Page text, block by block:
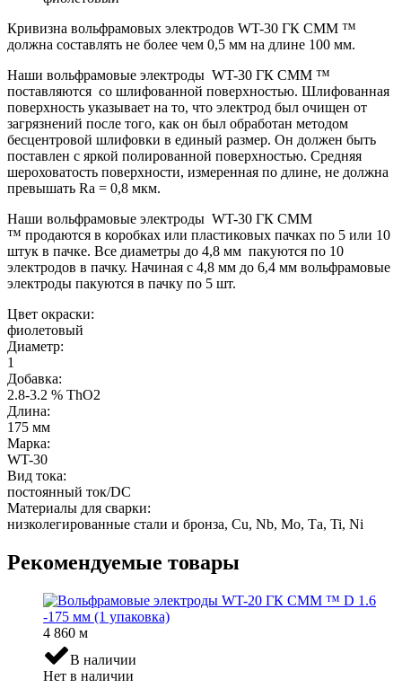
Кривизна вольфрамовых электродов WT-30 ГК СММ ™
должна составлять не более чем 0,5 мм на длине 100 мм.
Наши вольфрамовые электроды WT-30 ГК СММ ™
поставляются со шлифованной поверхностью. Шлифованная
поверхность указывает на то, что электрод был очищен от
загрязнений после того, как он был обработан методом
бесцентровой шлифовки в единый размер. Он должен быть
поставлен с яркой полированной поверхностью. Средняя
шероховатость поверхности, измеренная по длине, не должна
превышать Ra = 0,8 мкм.
Наши вольфрамовые электроды WT-30 ГК СММ
™ продаются в коробках или пластиковых пачках по 5 или 10
штук в пачке. Все диаметры до 4,8 мм пакуются по 10
электродов в пачку. Начиная с 4,8 мм до 6,4 мм вольфрамовые
электроды пакуются в пачку по 5 шт.
Цвет окраски:
фиолетовый
Диаметр:
1
Добавка:
2.8-3.2 % ThO2
Длина:
175 мм
Марка:
WT-30
Вид тока:
постоянный ток/DC
Материалы для сварки:
низколегированные стали и бронза, Cu, Nb, Мо, Та, Ti, Ni
Рекомендуемые товары
4 860 м
В наличии
Нет в наличии